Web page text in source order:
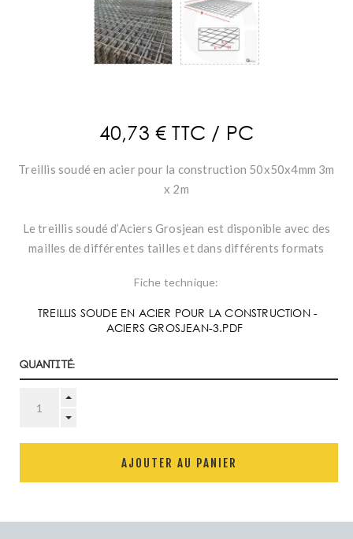
40,73 € TTC / PC
Treillis soudé en acier pour la construction 50x50x4mm 3m
x 2m
Le treillis soudé d’Aciers Grosjean est disponible avec des
mailles de différentes tailles et dans différents formats
Fiche technique:
TREILLIS SOUDE EN ACIER POUR LA CONSTRUCTION -
ACIERS GROSJEAN-3.PDF
Quantité:
AJOUTER AU PANIER